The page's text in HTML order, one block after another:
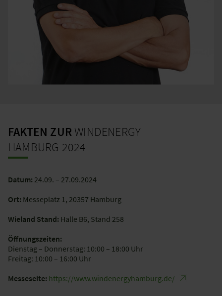
FAKTEN ZURWINDENERGY
HAMBURG 2024
Datum: 24.09. – 27.09.2024
Ort: Messeplatz 1, 20357 Hamburg
Wieland Stand: Halle B6, Stand 258
Öffnungszeiten:
Dienstag – Donnerstag: 10:00 – 18:00 Uhr
Freitag: 10:00 – 16:00 Uhr
Messeseite: https://www.windenergyhamburg.de/